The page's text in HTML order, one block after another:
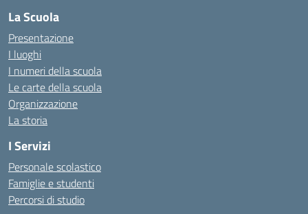
La Scuola
Presentazione
I luoghi
I numeri della scuola
Le carte della scuola
Organizzazione
La storia
I Servizi
Personale scolastico
Famiglie e studenti
Percorsi di studio